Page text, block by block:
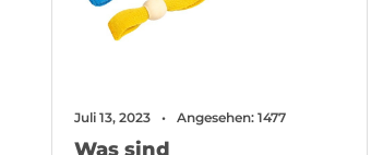
Juli 13, 2023 Angesehen: 1477
Was sind